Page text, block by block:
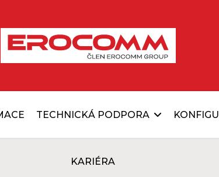
TECHNICKÁ PODPORA
KARIÉRA